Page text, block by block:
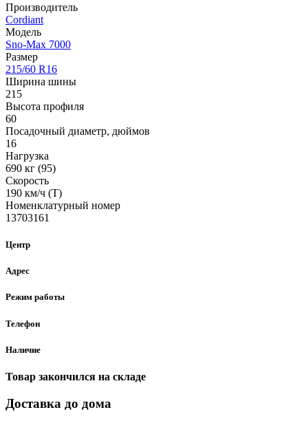
Производитель
Cordiant
Модель
Sno-Max 7000
Размер
215/60 R16
Ширина шины
215
Высота профиля
60
Посадочный диаметр, дюймов
16
Нагрузка
690 кг (95)
Скорость
190 км/ч (Т)
Номенклатурный номер
13703161
Центр
Адрес
Режим работы
Телефон
Наличие
Товар закончился на складе
Доставка до дома